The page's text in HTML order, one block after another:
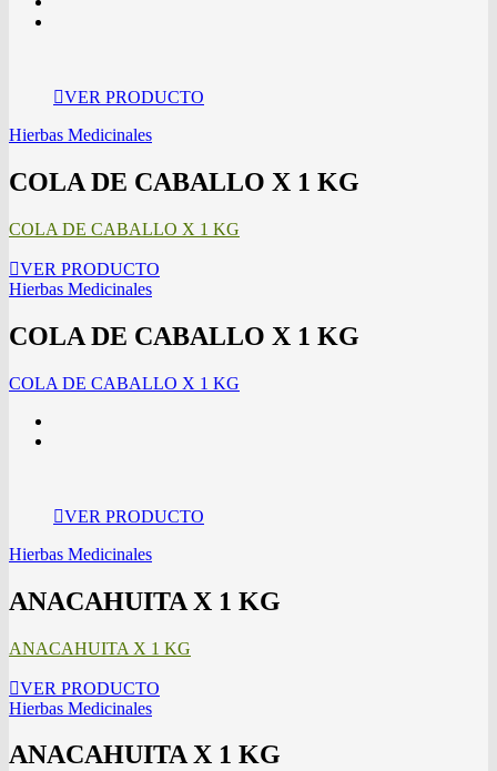
VER PRODUCTO
Hierbas Medicinales
COLA DE CABALLO X 1 KG
COLA DE CABALLO X 1 KG
VER PRODUCTO
Hierbas Medicinales
COLA DE CABALLO X 1 KG
COLA DE CABALLO X 1 KG
VER PRODUCTO
Hierbas Medicinales
ANACAHUITA X 1 KG
ANACAHUITA X 1 KG
VER PRODUCTO
Hierbas Medicinales
ANACAHUITA X 1 KG